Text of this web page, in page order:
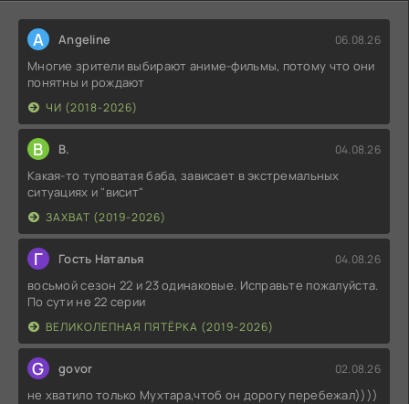
A Angeline 06.08.26
Многие зрители выбирают аниме-фильмы, потому что они
понятны и рождают
ЧИ (2018-2026)
В В. 04.08.26
Какая-то туповатая баба, зависает в экстремальных
ситуациях и "висит"
ЗАХВАТ (2019-2026)
Г Гость Наталья 04.08.26
восьмой сезон 22 и 23 одинаковые. Исправьте пожалуйста.
По сути не 22 серии
ВЕЛИКОЛЕПНАЯ ПЯТЁРКА (2019-2026)
G govor 02.08.26
не хватило только Мухтара,чтоб он дорогу перебежал))))